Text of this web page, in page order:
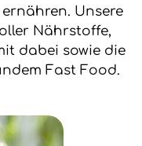
Unsere
Nährstoffe,
dabei sowie die
Fast Food.